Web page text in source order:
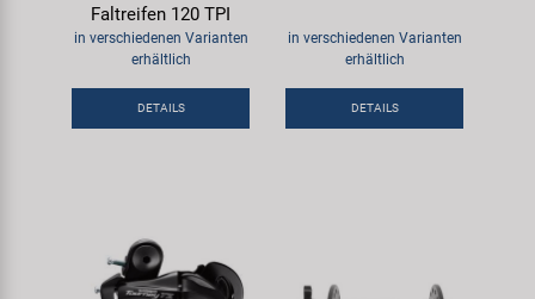
Faltreifen 120 TPI
in verschiedenen Varianten
erhältlich
DETAILS
in verschiedenen Varianten
erhältlich
DETAILS